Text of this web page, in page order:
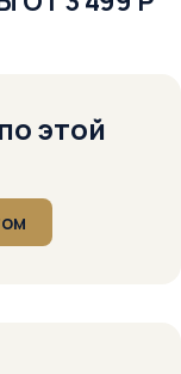
этой